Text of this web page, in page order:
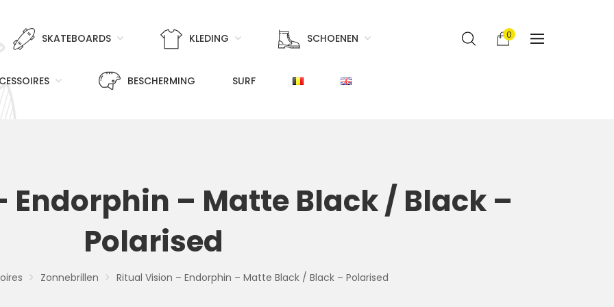
SKATEBOARDS KLEDING SCHOENEN
BESCHERMING SURF
0
Endorphin – Matte Black / Black –
Polarised
Zonnebrillen Ritual Vision – Endorphin – Matte Black / Black – Polarised